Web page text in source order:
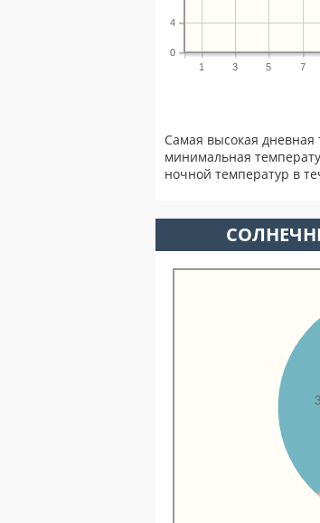
1 3 5 7
0
4
Самая высокая дневная
минимальная
ночной температур в